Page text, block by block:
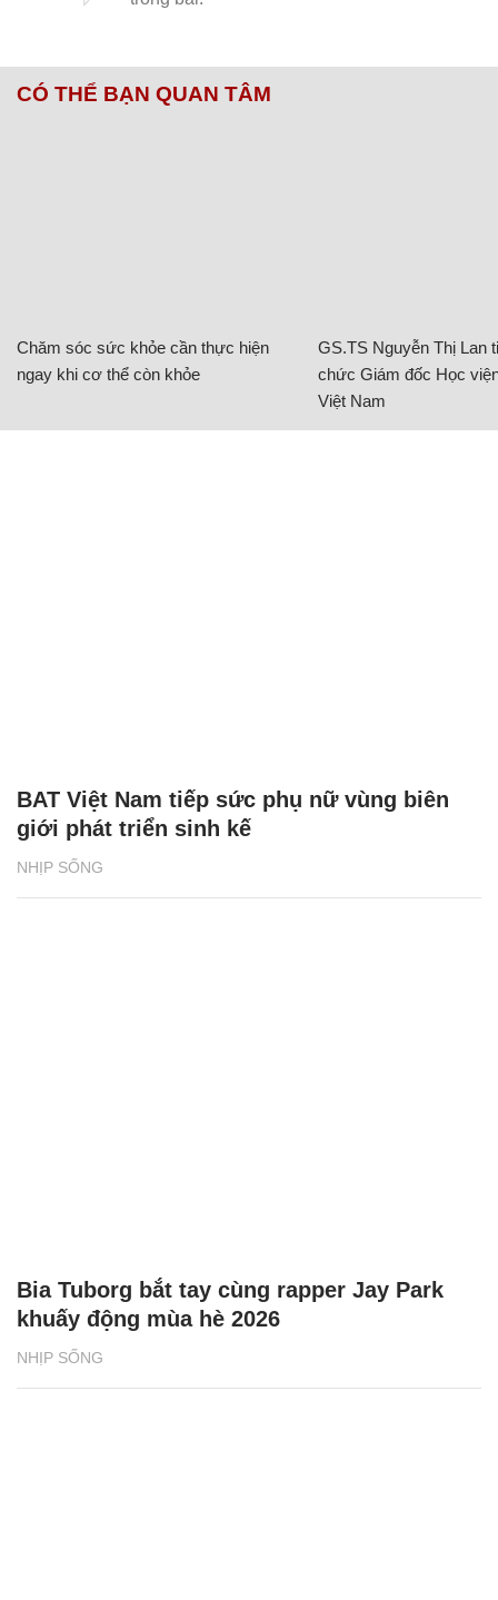
CÓ THỂ BẠN QUAN TÂM
Chăm sóc sức khỏe cần thực hiện
ngay khi cơ thể còn khỏe
GS.TS Nguyễn Thị Lan
chức Giám đốc Học
Việt Nam
NHỊP SỐNG
BAT Việt Nam tiếp sức phụ nữ vùng biên
giới phát triển sinh kế
NHỊP SỐNG
Bia Tuborg bắt tay cùng rapper Jay Park
khuấy động mùa hè 2026